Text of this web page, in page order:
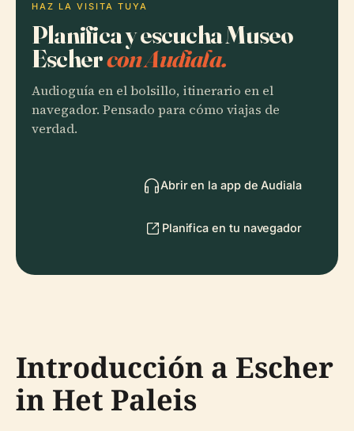
HAZ LA VISITA TUYA
Planifica y escucha Museo
Eschercon Audiala.
Audioguía en el bolsillo, itinerario en el
navegador. Pensado para cómo viajas de
verdad.
Abrir en la app de Audiala
Planifica en tu navegador
Introducción a Escher
in Het Paleis